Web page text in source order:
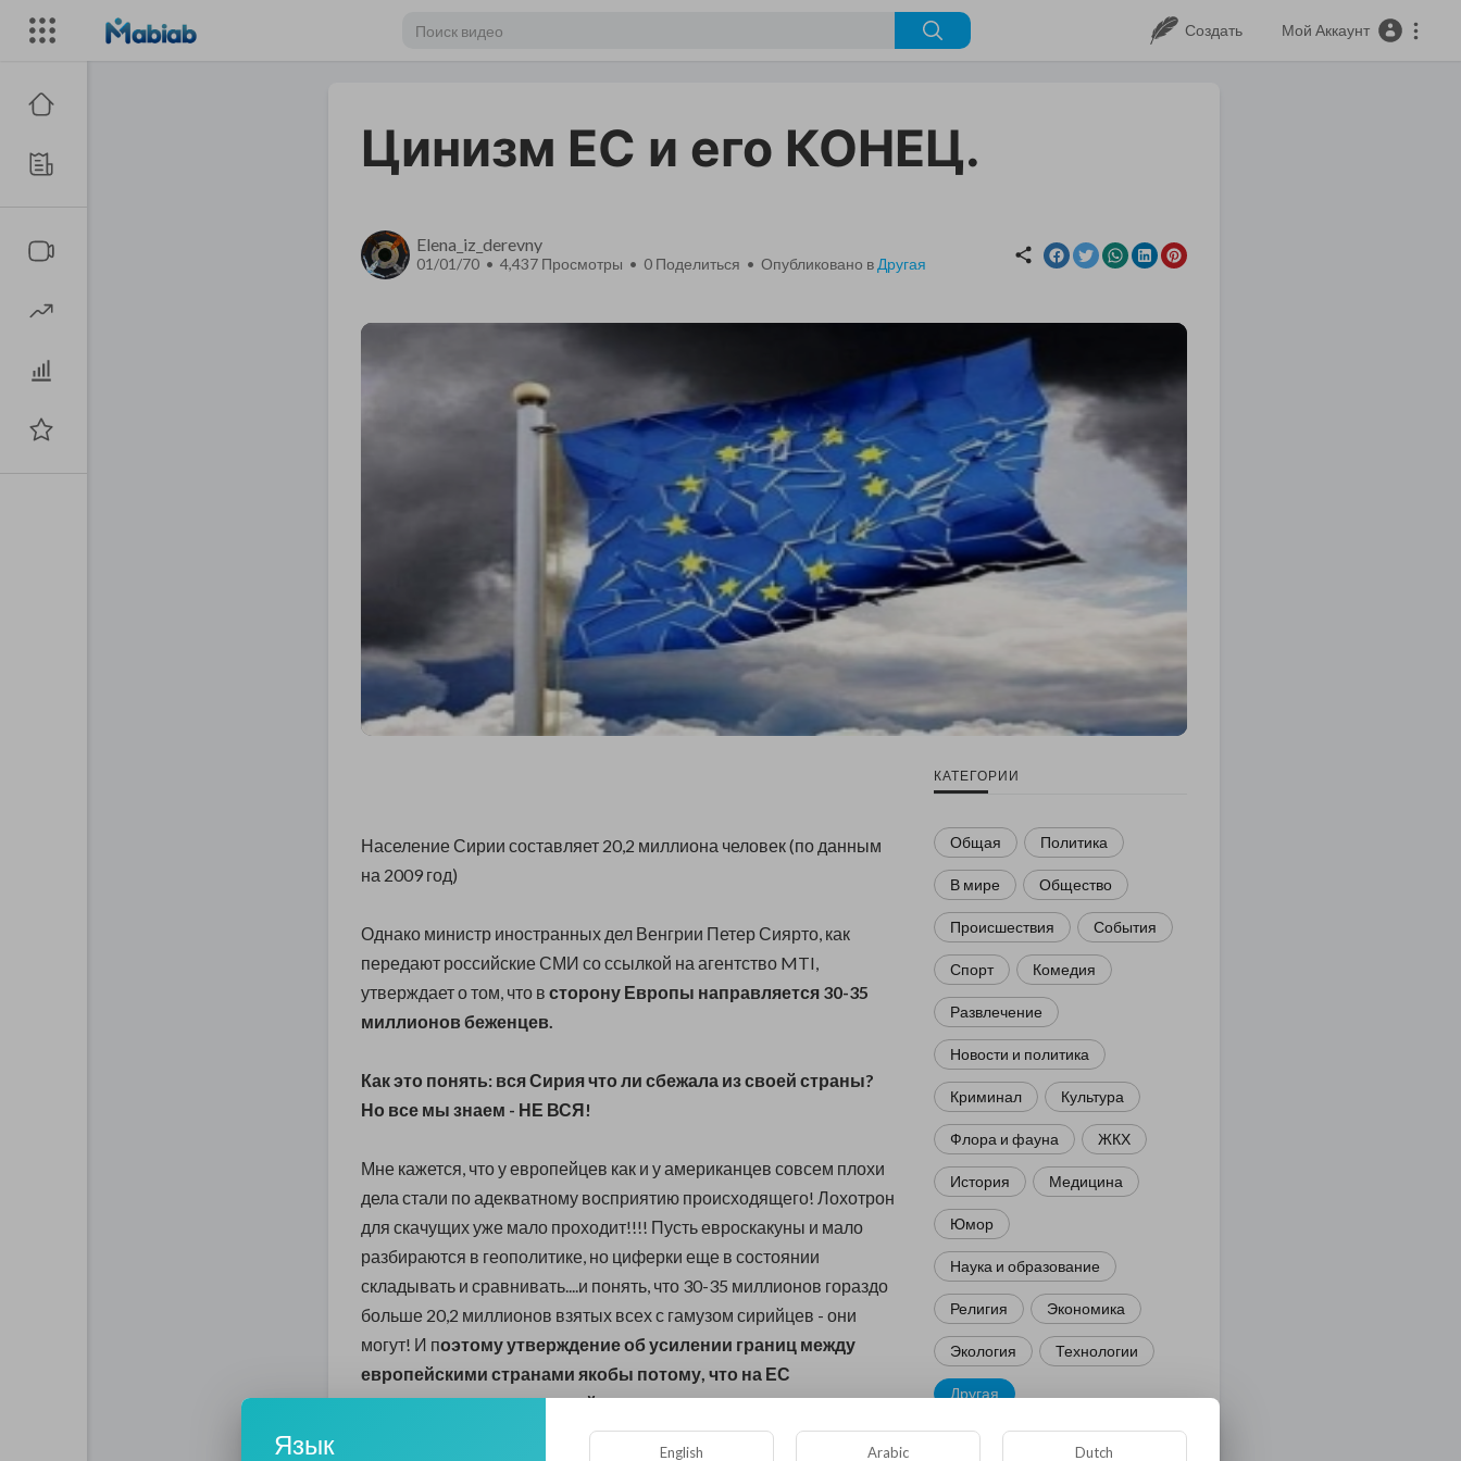
Создать Мой Аккаунт
Цинизм ЕС и его КОНЕЦ.
Elena_iz_derevny
01/01/70 • 4,437 Просмотры • 0 Поделиться • Опубликовано в Другая
Население Сирии составляет 20,2 миллиона человек (по данным
на 2009 год)
Однако министр иностранных дел Венгрии Петер Сиярто, как
передают российские СМИ со ссылкой на агентство MTI,
утверждает о том, что в сторону Европы направляется 30-35
миллионов беженцев.
Как это понять: вся Сирия что ли сбежала из своей страны?
Но все мы знаем - НЕ ВСЯ!
Мне кажется, что у европейцев как и у американцев совсем плохи
дела стали по адекватному восприятию происходящего! Лохотрон
для скачущих уже мало проходит!!!! Пусть евроскакуны и мало
разбираются в геополитике, но циферки еще в состоянии
складывать и сравнивать....и понять, что 30-35 миллионов гораздо
больше 20,2 миллионов взятых всех с гамузом сирийцев - они
могут! И поэтому утверждение об усилении границ между
европейскими странами якобы потому, что на ЕС
надвигается лавина людей из30-35 млн человек, звучит
смешно, цинично и лживо из уст государственного
КАТЕГОРИИ
Общая Политика
В мире Общество
Происшествия События
Спорт Комедия
Развлечение
Новости и политика
Криминал Культура
Флора и фауна ЖКХ
История Медицина
Юмор
Наука и образование
Религия Экономика
Экология Технологии
Другая
Язык English Arabic Dutch